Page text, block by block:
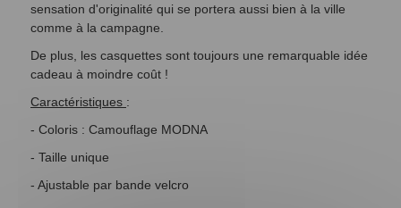
sensation d'originalité qui se portera aussi bien à la ville
comme à la campagne.
De plus, les casquettes sont toujours une remarquable idée
cadeau à moindre coût !
Caractéristiques :
- Coloris : Camouflage MODNA
- Taille unique
- Ajustable par bande velcro